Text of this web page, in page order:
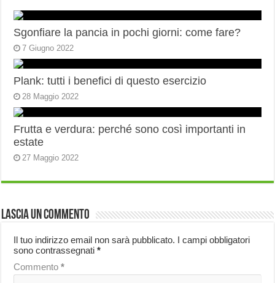
Sgonfiare la pancia in pochi giorni: come fare?
7 Giugno 2022
Plank: tutti i benefici di questo esercizio
28 Maggio 2022
Frutta e verdura: perché sono così importanti in
estate
27 Maggio 2022
Lascia un commento
Il tuo indirizzo email non sarà pubblicato. I campi obbligatori
sono contrassegnati*
Commento*